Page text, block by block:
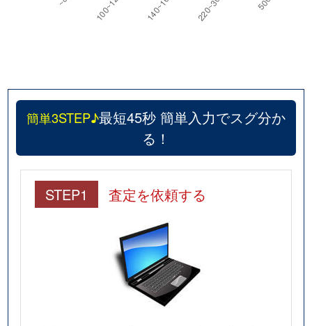
簡単3STEP♪最短45秒 簡単入力でスグ分か
る！
STEP1 査定を依頼する